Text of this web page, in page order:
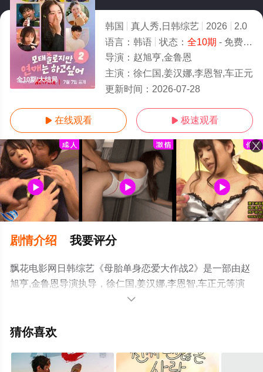
全10期/大结局
韩国 真人秀,日韩综艺 2026
2.0
语言： 韩语 状态： 全10期 - 免费在线观看
导演： 赵旭亨,金鲁恩
主演： 徐仁国,姜汉娜,李恩智,车正元
更新时间： 2026-07-28
 在线观看  极速观看
剧情介绍 我要评分
飘花电影网日韩综艺《母胎单身恋爱大作战2》是一部由赵
旭亨,金鲁恩导演执导，徐仁国,姜汉娜,李恩智,车正元等演
员精彩演绎的韩国综艺节目，大结局剧情已揭晓（全10
影院，更多相关信息可移步至豆瓣综艺、电视猫或剧情网

猜你喜欢